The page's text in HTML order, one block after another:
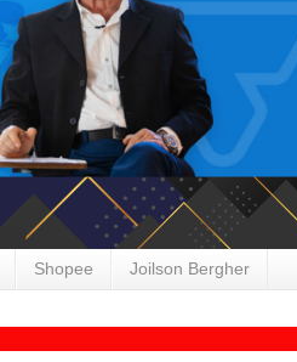
Shopee Joilson Bergher